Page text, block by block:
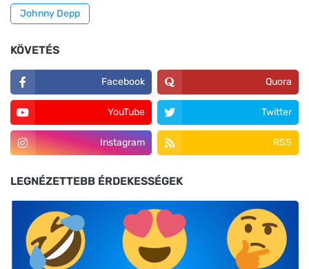
Johnny Depp
KÖVETÉS
Facebook Quora
YouTube Twitter
Instagram RSS
LEGNÉZETTEBB ÉRDEKESSÉGEK